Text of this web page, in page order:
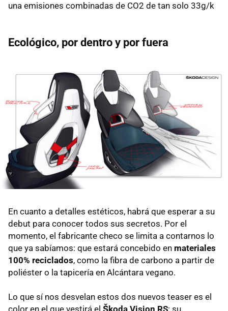
una emisiones combinadas de CO2 de tan solo 33g/k
Ecológico, por dentro y por fuera
En cuanto a detalles estéticos, habrá que esperar a su
debut para conocer todos sus secretos. Por el
momento, el fabricante checo se limita a contarnos lo
que ya sabíamos: que estará concebido en materiales
100% reciclados, como la fibra de carbono a partir de
poliéster o la tapicería en Alcántara vegano.
Lo que sí nos desvelan estos dos nuevos teaser es el